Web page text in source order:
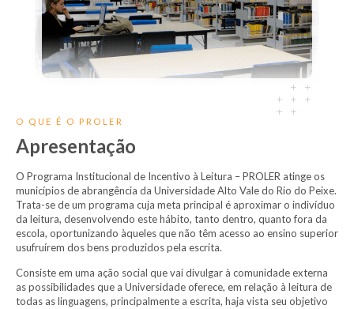
O QUE É O PROLER
Apresentação
O Programa Institucional de Incentivo à Leitura – PROLER atinge os
municípios de abrangência da Universidade Alto Vale do Rio do Peixe.
Trata-se de um programa cuja meta principal é aproximar o indivíduo
da leitura, desenvolvendo este hábito, tanto dentro, quanto fora da
escola, oportunizando àqueles que não têm acesso ao ensino superior
usufruírem dos bens produzidos pela escrita.
Consiste em uma ação social que vai divulgar à comunidade externa
as possibilidades que a Universidade oferece, em relação à leitura de
todas as linguagens, principalmente a escrita, haja vista seu objetivo